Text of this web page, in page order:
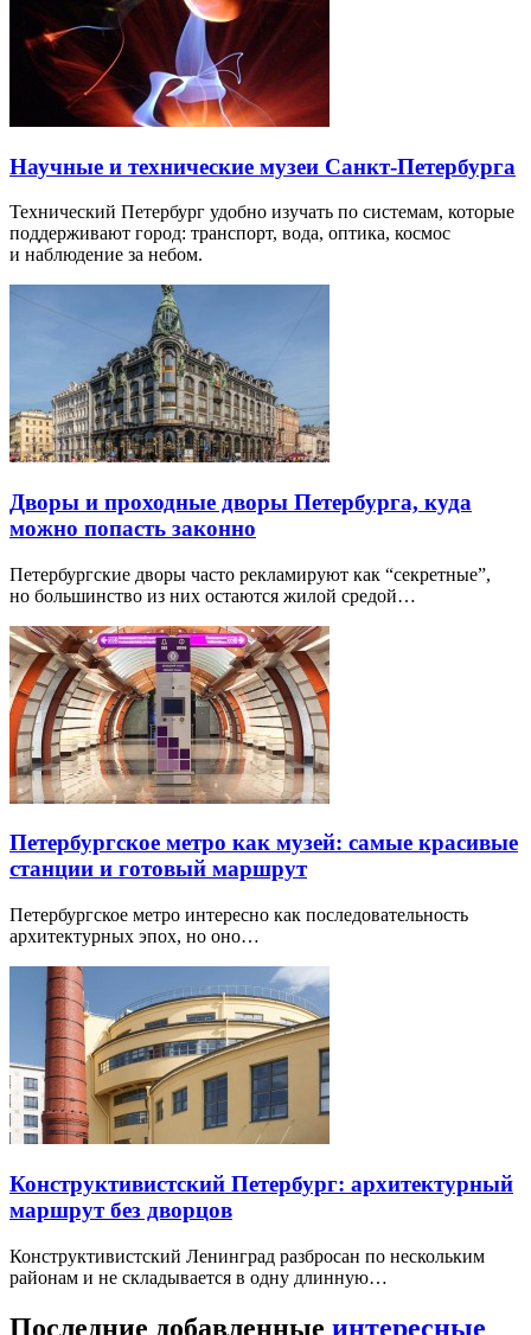
Научные и технические музеи Санкт-Петербурга
Технический Петербург удобно изучать по системам, которые
поддерживают город: транспорт, вода, оптика, космос
и наблюдение за небом.
Дворы и проходные дворы Петербурга, куда
можно попасть законно
Петербургские дворы часто рекламируют как “секретные”,
но большинство из них остаются жилой средой…
Петербургское метро как музей: самые красивые
станции и готовый маршрут
Петербургское метро интересно как последовательность
архитектурных эпох, но оно…
Конструктивистский Петербург: архитектурный
маршрут без дворцов
Конструктивистский Ленинград разбросан по нескольким
районам и не складывается в одну длинную…
Последние добавленные интересные